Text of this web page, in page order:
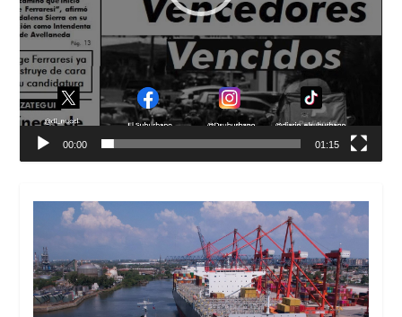
00:00 01:15